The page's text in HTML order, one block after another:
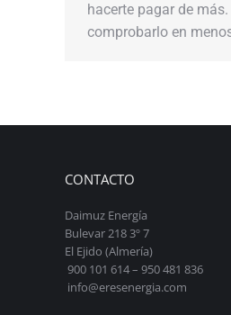
hacerte pagar de
comprobarlo en
CONTACTO
Daimuz Energía
Bulevar 218 3º 7
El Ejido (Almería)
900 101 614 – 950 481 836
info@eresenergia.com